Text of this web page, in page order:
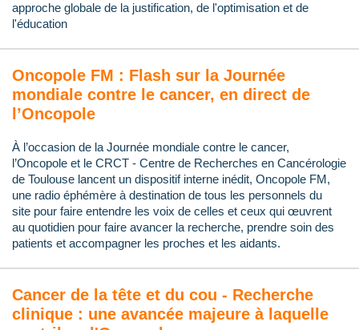
approche globale de la justification, de l'optimisation et de
l'éducation
Oncopole FM : Flash sur la Journée
mondiale contre le cancer, en direct de
l’Oncopole
À l’occasion de la Journée mondiale contre le cancer,
l’Oncopole et le CRCT - Centre de Recherches en Cancérologie
de Toulouse lancent un dispositif interne inédit, Oncopole FM,
une radio éphémère à destination de tous les personnels du
site pour faire entendre les voix de celles et ceux qui œuvrent
au quotidien pour faire avancer la recherche, prendre soin des
patients et accompagner les proches et les aidants.
Cancer de la tête et du cou - Recherche
clinique : une avancée majeure à laquelle